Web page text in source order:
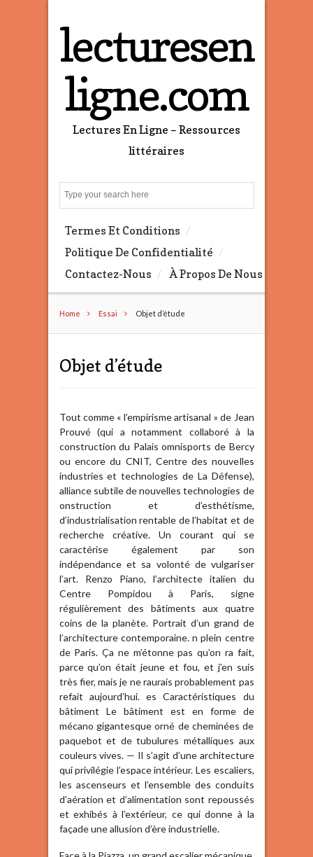
lecturesen
ligne.com
Lectures En Ligne – Ressources
littéraires
e
Termes Et Conditions
Politique De Confidentialité
Contactez-Nous
À Propos De Nous
Home Essai Objet d’étude
Objet d’étude
Tout comme « l’empirisme artisanal » de Jean
Prouvé (qui a notamment collaboré à la
construction du Palais omnisports de Bercy
ou encore du CNIT, Centre des nouvelles
industries et technologies de La Défense),
alliance subtile de nouvelles technologies de
onstruction et d’esthétisme,
d’industrialisation rentable de l’habitat et de
recherche créative. Un courant qui se
caractérise également par son
indépendance et sa volonté de vulgariser
l’art. Renzo Piano, l’architecte italien du
Centre Pompidou à Paris, signe
régulièrement des bâtiments aux quatre
coins de la planète. Portrait d’un grand de
l’architecture contemporaine. n plein centre
de Paris. Ça ne m’étonne pas qu’on ra fait,
parce qu’on était jeune et fou, et j’en suis
très fier, mais je ne raurais probablement pas
refait aujourd’hui. es Caractéristiques du
bâtiment Le bâtiment est en forme de
mécano gigantesque orné de cheminées de
paquebot et de tubulures métalliques aux
couleurs vives. — Il s’agit d’une architecture
qui privilégie l’espace intérieur. Les escaliers,
les ascenseurs et l’ensemble des conduits
d’aération et d’alimentation sont repoussés
et exhibés à l’extérieur, ce qui donne à la
façade une allusion d’ère industrielle.